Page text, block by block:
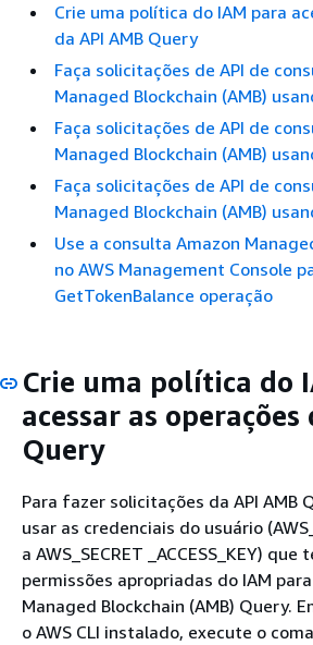
Crie uma política do IAM para
da API AMB Query
Faça solicitações de API de
Managed Blockchain (AMB)
Faça solicitações de API de
Managed Blockchain (AMB)
Faça solicitações de API de
Managed Blockchain (AMB)
Use a consulta Amazon
no AWS Management Console
GetTokenBalance operação
Crie uma política do
acessar as operações
Query
Para fazer solicitações da API AMB
usar as credenciais do usuário
a AWS_SECRET _ACCESS_KEY) que
permissões apropriadas do IAM
Managed Blockchain (AMB) Query.
o AWS CLI instalado, execute o